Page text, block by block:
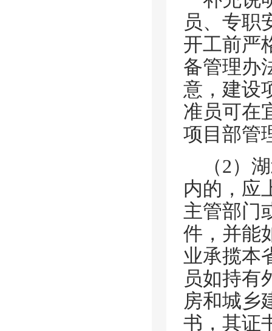
员、专职
开工前严
备管理办
意，建设
准员可在
项目部管
（2）
内的，应
主管部门
件，并能
业承揽本
员如持有
房和城乡
书，其证